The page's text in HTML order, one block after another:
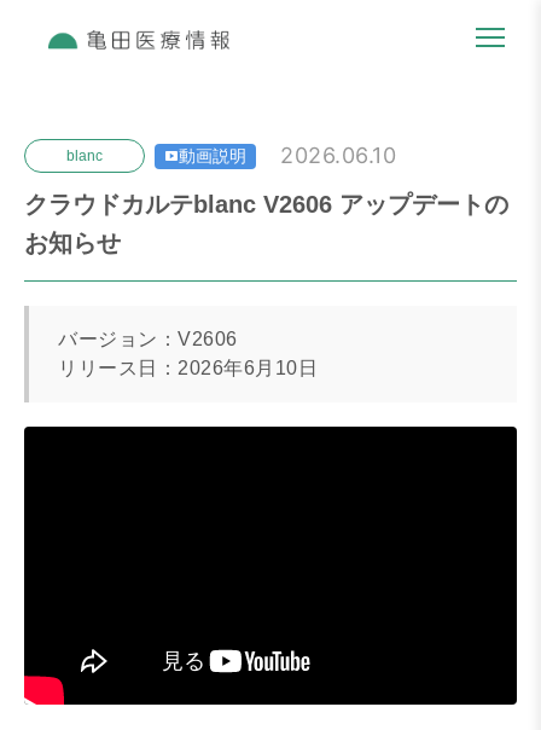
blanc 動画説明 2026.06.10
クラウドカルテblanc V2606 アップデートの
お知らせ
バージョン：V2606
リリース日：2026年6月10日